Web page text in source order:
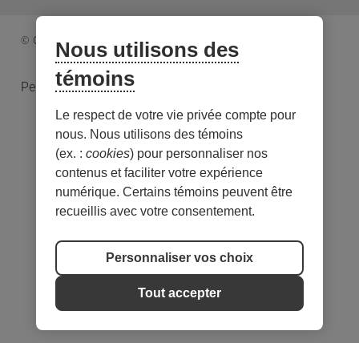
© Caisse d’économie solidaire. Tous droits réservés.
Personnaliser les témoins
Nous utilisons des
témoins
Le respect de votre vie privée compte pour
nous. Nous utilisons des témoins
(ex. : cookies) pour personnaliser nos
contenus et faciliter votre expérience
numérique. Certains témoins peuvent être
recueillis avec votre consentement.
Personnaliser vos choix
Tout accepter